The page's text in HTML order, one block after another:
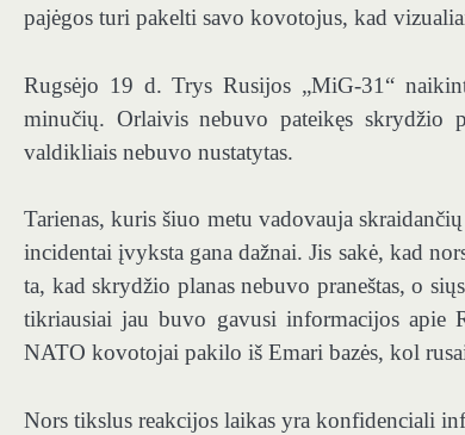
pajėgos turi pakelti savo kovotojus, kad
Rugsėjo 19 d. Trys Rusijos „MiG-31“
minučių. Orlaivis nebuvo pateikęs
valdikliais nebuvo nustatytas.
Tarienas, kuris šiuo metu vadovauja
incidentai įvyksta gana dažnai. Jis sakė, kad
ta, kad skrydžio planas nebuvo praneštas, o
tikriausiai jau buvo gavusi informacijos apie
NATO kovotojai pakilo iš Emari bazės, kol
Nors tikslus reakcijos laikas yra konfidenciali